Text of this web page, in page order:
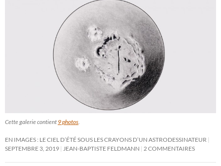
Cette galerie contient 9 photos.
EN IMAGES : LE CIEL D’ÉTÉ SOUS LES CRAYONS D’UN ASTRODESSINATEUR
SEPTEMBRE 3, 2019 JEAN-BAPTISTE FELDMANN 2 COMMENTAIRES